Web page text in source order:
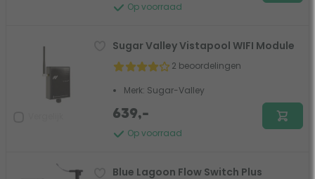
Op voorraad
Sugar Valley Vistapool WIFI Module
2 beoordelingen
Merk: Sugar-Valley
Op voorraad
639,-
Blue Lagoon Flow Switch Plus